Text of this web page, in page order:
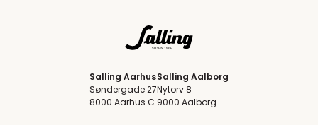
Salling Aarhus
Søndergade 27
8000 Aarhus C
Salling Aalborg
Nytorv 8
9000 Aalborg